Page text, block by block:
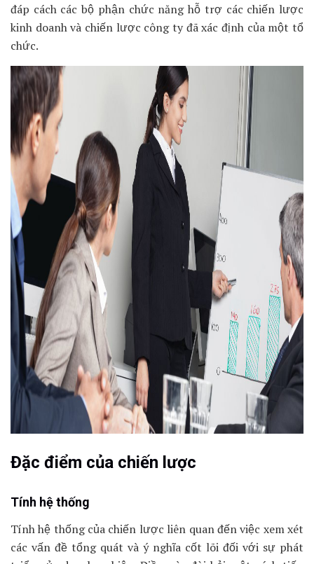
đáp cách các bộ phận chức năng hỗ trợ các chiến lược
kinh doanh và chiến lược công ty đã xác định của một tổ
chức.
Đặc điểm của chiến lược
Tính hệ thống
Tính hệ thống của chiến lược liên quan đến việc xem xét
các vấn đề tổng quát và ý nghĩa cốt lõi đối với sự phát